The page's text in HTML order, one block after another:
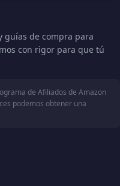
guías de compra para
con rigor para que tú
de Afiliados de Amazon
podemos obtener una